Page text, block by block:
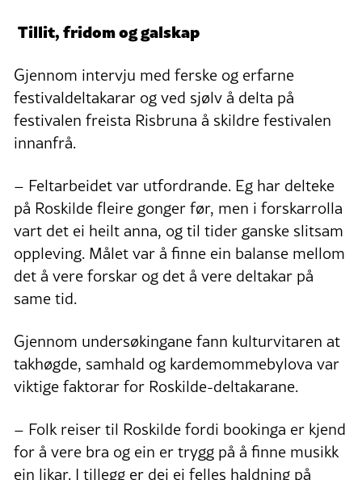
Tillit, fridom og galskap
Gjennom intervju med ferske og erfarne
festivaldeltakarar og ved sjølv å delta på
festivalen freista Risbruna å skildre festivalen
innanfrå.
– Feltarbeidet var utfordrande. Eg har delteke
på Roskilde fleire gonger før, men i forskarrolla
vart det ei heilt anna, og til tider ganske slitsam
oppleving. Målet var å finne ein balanse mellom
det å vere forskar og det å vere deltakar på
same tid.
Gjennom undersøkingane fann kulturvitaren at
takhøgde, samhald og kardemommebylova var
viktige faktorar for Roskilde-deltakarane.
– Folk reiser til Roskilde fordi bookinga er kjend
for å vere bra og ein er trygg på å finne musikk
ein likar. I tillegg er dei ei felles haldning på